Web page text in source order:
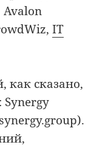
Avalon
IT
как сказано,